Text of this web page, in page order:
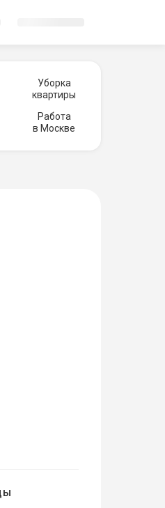
Уборка
квартиры
Работа
в Москве